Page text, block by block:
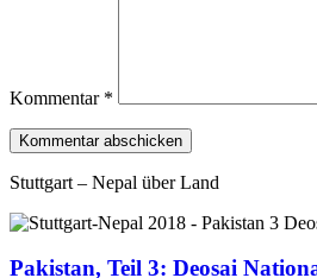
Kommentar *
Stuttgart – Nepal über Land
Pakistan, Teil 3: Deosai